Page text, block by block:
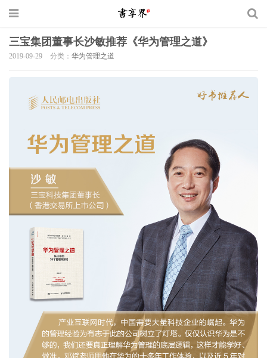
三宝集团董事长沙敏推荐《华为管理之道》
2019-09-29 分类： 华为管理之道